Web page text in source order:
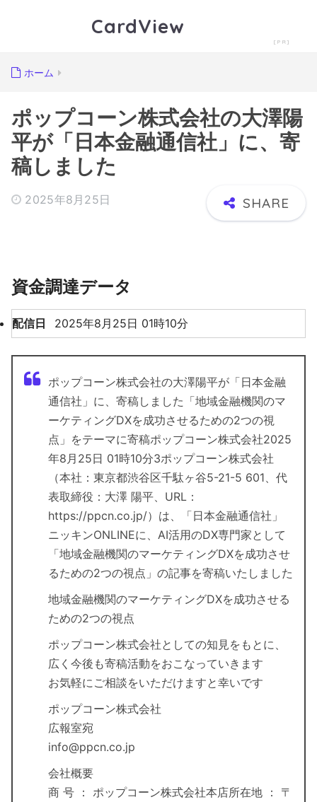
CardView
ホーム
ポップコーン株式会社の大澤陽
平が「日本金融通信社」に、寄
稿しました
2025年8月25日
資金調達データ
配信日 2025年8月25日 01時10分
ポップコーン株式会社の大澤陽平が「日本金融
通信社」に、寄稿しました「地域金融機関のマ
ーケティングDXを成功させるための2つの視
点」をテーマに寄稿ポップコーン株式会社2025
年8月25日 01時10分3ポップコーン株式会社
（本社：東京都渋谷区千駄ヶ谷5-21-5 601、代
表取締役：大澤 陽平、URL：
https://ppcn.co.jp/）は、「日本金融通信社」
ニッキンONLINEに、AI活用のDX専門家として
「地域金融機関のマーケティングDXを成功させ
るための2つの視点」の記事を寄稿いたしました
地域金融機関のマーケティングDXを成功させる
ための2つの視点
ポップコーン株式会社としての知見をもとに、
広く今後も寄稿活動をおこなっていきます
お気軽にご相談をいただけますと幸いです
ポップコーン株式会社
広報室宛
info@ppcn.co.jp
会社概要
商 号 ： ポップコーン株式会社本店所在地 ： 〒